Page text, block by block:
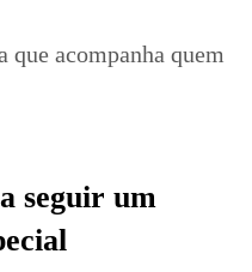
acompanha quem
seguir um